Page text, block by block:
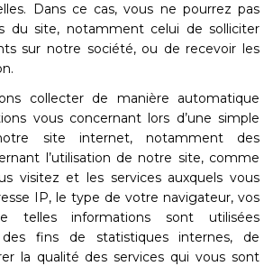
Dans ce cas, vous ne pourrez pas
du site, notamment celui de solliciter
sur notre société, ou de recevoir les
collecter de manière automatique
vous concernant lors d’une simple
site internet, notamment des
l’utilisation de notre site, comme
visitez et les services auxquels vous
IP, le type de votre navigateur, vos
telles informations sont utilisées
fins de statistiques internes, de
la qualité des services qui vous sont